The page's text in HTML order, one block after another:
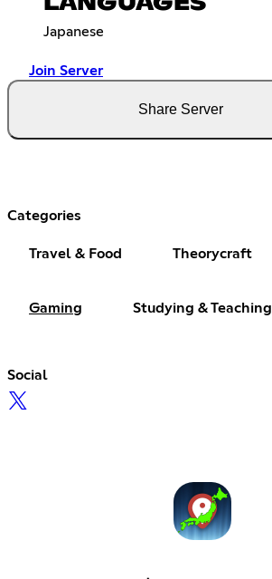
Japanese
Join Server
Share Server
Categories
Travel & Food Theorycraft
Gaming Studying & Teaching
Social